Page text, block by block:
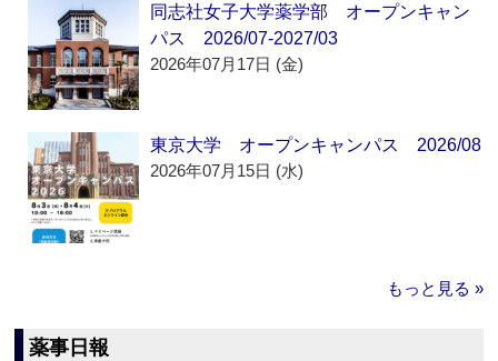
同志社女子大学薬学部 オープンキャン
パス 2026/07-2027/03
2026年07月17日 (金)
東京大学 オープンキャンパス 2026/08
2026年07月15日 (水)
もっと見る »
薬事日報